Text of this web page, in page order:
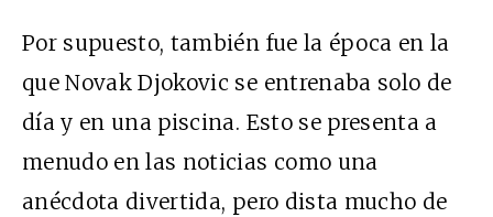
Por supuesto, también fue la época en la
que Novak Djokovic se entrenaba solo de
día y en una piscina. Esto se presenta a
menudo en las noticias como una
anécdota divertida, pero dista mucho de